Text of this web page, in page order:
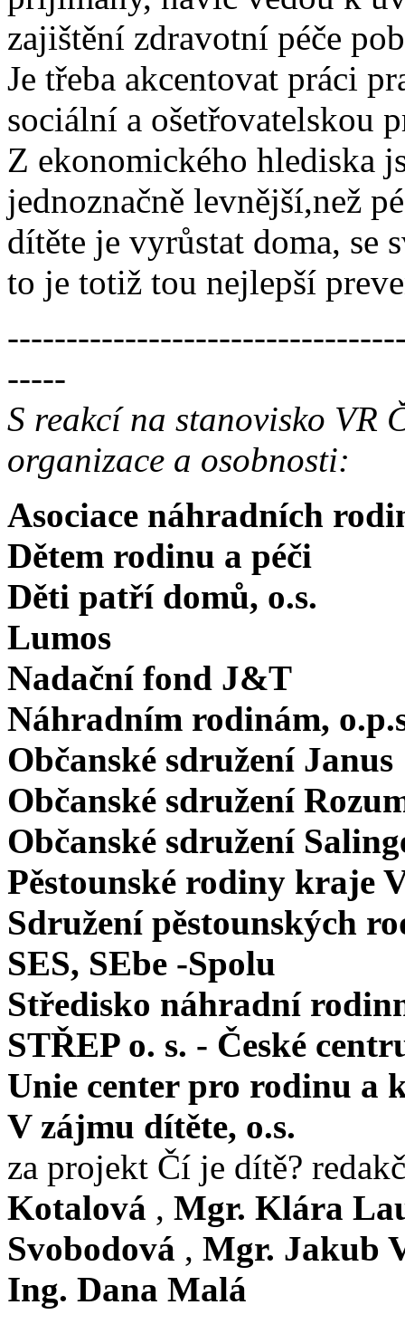
zajištění zdravotní péče
Je třeba akcentovat práci
sociální a ošetřovatelskou
Z ekonomického hlediska
jednoznačně levnější,než
dítěte je vyrůstat doma,
to je totiž tou nejlepší
-----
S reakcí na stanovisko VR
organizace a osobnosti:
Asociace náhradních
Dětem rodinu a péči
Děti patří domů, o.s.
Lumos
Nadační fond J&T
Náhradním rodinám,
Občanské sdružení Janus
Občanské sdružení
Občanské sdružení
Pěstounské rodiny kraje
Sdružení pěstounských
SES, SEbe -Spolu
Středisko náhradní
STŘEP o. s. - České
Unie center pro rodinu a
V zájmu dítěte, o.s.
za projekt Čí je dítě?
Kotalová , Mgr. Klára
Svobodová , Mgr. Jakub
Ing. Dana Malá